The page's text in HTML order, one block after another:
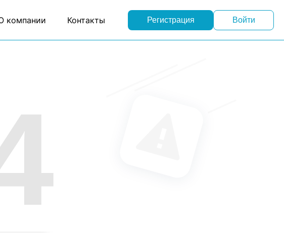
компании Контакты Регистрация Войти